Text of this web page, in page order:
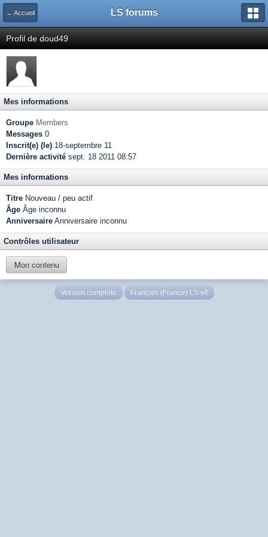
← Accueil LS forums
Profil de doud49
Mes informations
Groupe Members
Messages 0
Inscrit(e) (le) 18-septembre 11
Dernière activité sept. 18 2011 08:57
Mes informations
Titre Nouveau / peu actif
Âge Âge inconnu
Anniversaire Anniversaire inconnu
Contrôles utilisateur
Mon contenu
Version complète Français (France) LS v4